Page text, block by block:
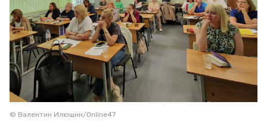
© Валентин Илюшин/Online47